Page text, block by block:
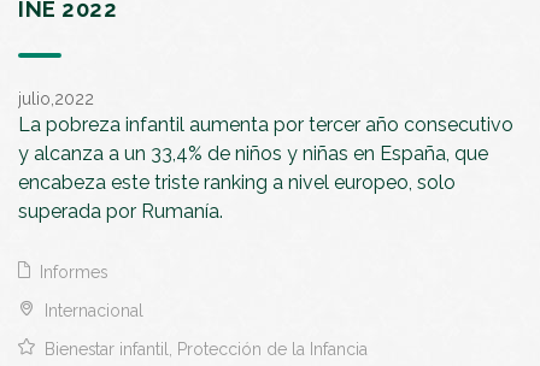
INE 2022
julio,2022
La pobreza infantil aumenta por tercer año consecutivo
y alcanza a un 33,4% de niños y niñas en España, que
encabeza este triste ranking a nivel europeo, solo
superada por Rumanía.
Informes
Internacional
Bienestar infantil, Protección de la Infancia